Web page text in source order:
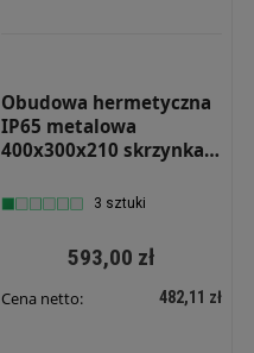
Obudowa hermetyczna
IP65 metalowa
400x300x210 skrzynka
3 sztuki
593,00 zł
Cena netto: 482,11 zł